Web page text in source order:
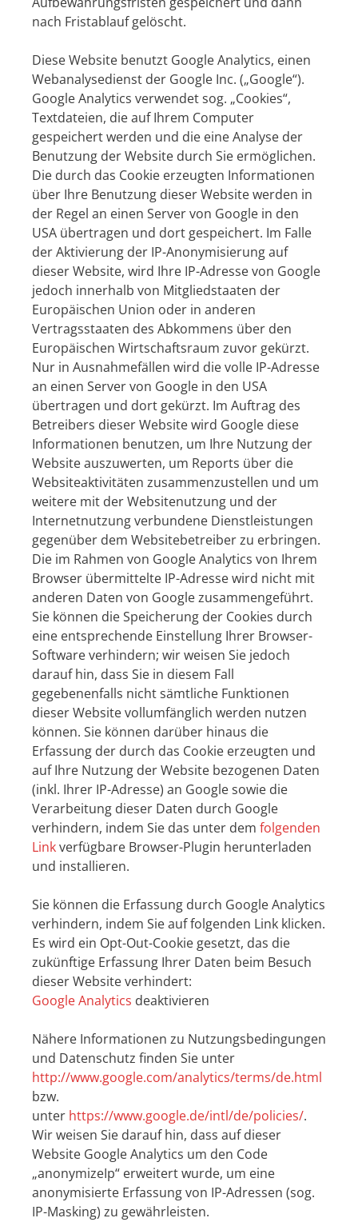
nach Fristablauf gelöscht.
Diese Website benutzt Google Analytics, einen
Webanalysedienst der Google Inc. („Google“).
Google Analytics verwendet sog. „Cookies“,
Textdateien, die auf Ihrem Computer
gespeichert werden und die eine Analyse der
Benutzung der Website durch Sie ermöglichen.
Die durch das Cookie erzeugten Informationen
über Ihre Benutzung dieser Website werden in
der Regel an einen Server von Google in den
USA übertragen und dort gespeichert. Im Falle
der Aktivierung der IP-Anonymisierung auf
dieser Website, wird Ihre IP-Adresse von Google
jedoch innerhalb von Mitgliedstaaten der
Europäischen Union oder in anderen
Vertragsstaaten des Abkommens über den
Europäischen Wirtschaftsraum zuvor gekürzt.
Nur in Ausnahmefällen wird die volle IP-Adresse
an einen Server von Google in den USA
übertragen und dort gekürzt. Im Auftrag des
Betreibers dieser Website wird Google diese
Informationen benutzen, um Ihre Nutzung der
Website auszuwerten, um Reports über die
Websiteaktivitäten zusammenzustellen und um
weitere mit der Websitenutzung und der
Internetnutzung verbundene Dienstleistungen
gegenüber dem Websitebetreiber zu erbringen.
Die im Rahmen von Google Analytics von Ihrem
Browser übermittelte IP-Adresse wird nicht mit
anderen Daten von Google zusammengeführt.
Sie können die Speicherung der Cookies durch
eine entsprechende Einstellung Ihrer Browser-
Software verhindern; wir weisen Sie jedoch
darauf hin, dass Sie in diesem Fall
gegebenenfalls nicht sämtliche Funktionen
dieser Website vollumfänglich werden nutzen
können. Sie können darüber hinaus die
Erfassung der durch das Cookie erzeugten und
auf Ihre Nutzung der Website bezogenen Daten
(inkl. Ihrer IP-Adresse) an Google sowie die
Verarbeitung dieser Daten durch Google
verhindern, indem Sie das unter dem folgenden
Linkverfügbare Browser-Plugin herunterladen
und installieren.
Sie können die Erfassung durch Google Analytics
verhindern, indem Sie auf folgenden Link klicken.
Es wird ein Opt-Out-Cookie gesetzt, das die
zukünftige Erfassung Ihrer Daten beim Besuch
dieser Website verhindert:
Google Analytics deaktivieren
Nähere Informationen zu Nutzungsbedingungen
und Datenschutz finden Sie unter
http://www.google.com/analytics/terms/de.html
bzw.
unter https://www.google.de/intl/de/policies/.
Wir weisen Sie darauf hin, dass auf dieser
Website Google Analytics um den Code
„anonymizeIp“ erweitert wurde, um eine
anonymisierte Erfassung von IP-Adressen (sog.
IP-Masking) zu gewährleisten.